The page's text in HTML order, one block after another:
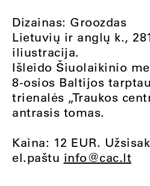
Dizainas: Groozdas
Lietuvių ir anglų k.,
iliustracija.
Išleido Šiuolaikinio
8-osios Baltijos
trienalės „Traukos
antrasis tomas.
Kaina: 12 EUR.
el.paštu info@cac.lt